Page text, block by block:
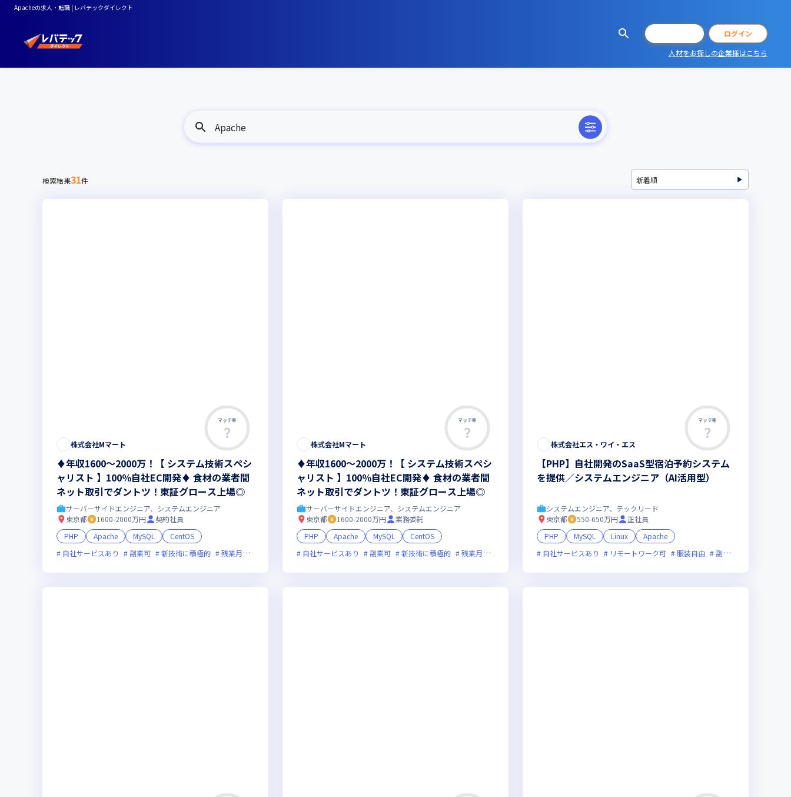
Apacheの求人・転職 | レバテックダイレクト
ログイン
人材をお探しの企業様はこちら
Apache
検索結果31件
マッチ率
株式会社Mマート
♦年収1600～2000万！【 システム技術スペシ
ャリスト 】100％自社EC開発♦ 食材の業者間
ネット取引でダントツ！東証グロース上場◎
サーバーサイドエンジニア、システムエンジニア
東京都
1600-2000万円
契約社員
PHP
Apache MySQL
CentOS
自社サービスあり
副業可 新技術に積極的 残業月20時間未満 上場企業 女性エンジニアが活躍中
マッチ率
株式会社Mマート
♦年収1600～2000万！【 システム技術スペシ
ャリスト 】100％自社EC開発♦ 食材の業者間
ネット取引でダントツ！東証グロース上場◎
サーバーサイドエンジニア、システムエンジニア
東京都
1600-2000万円
業務委託
PHP
Apache MySQL
CentOS
自社サービスあり
副業可 新技術に積極的 残業月20時間未満 上場企業 女性エンジニアが活躍中
マッチ率
株式会社エス・ワイ・エス
【PHP】自社開発のSaaS型宿泊予約システム
を提供／システムエンジニア（AI活用型）
システムエンジニア、テックリード
東京都
550-650万円
正社員
PHP
MySQL Linux
Apache
自社サービスあり
リモートワーク可 服装自由 副業可